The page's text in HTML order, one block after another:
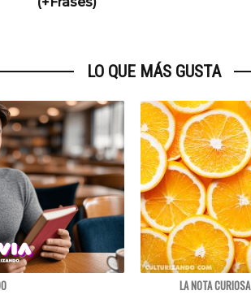
LO QUE MÁS GUSTA
LA NOTA CURIOSA